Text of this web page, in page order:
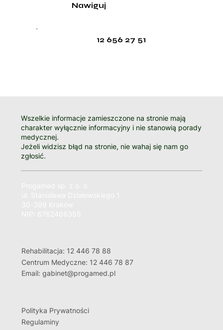
12 656 27 51
Nawiguj
Wszelkie informacje zamieszczone na stronie mają
charakter wyłącznie informacyjny i nie stanowią porady
medycznej.
Jeżeli widzisz błąd na stronie, nie wahaj się nam go
zgłosić.
Rehabilitacja: 12 446 78 88
Centrum Medyczne: 12 446 78 87
Email: gabinet@progamed.pl
Polityka Prywatności
Regulaminy